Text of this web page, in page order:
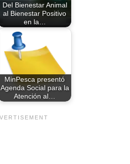
Del Bienestar Animal
al Bienestar Positivo
en la…
MinPesca presentó
Agenda Social para la
Atención al…